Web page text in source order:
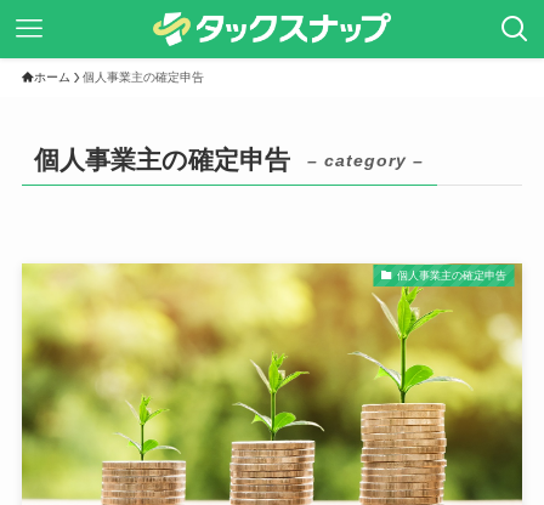
ホーム 個人事業主の確定申告
個人事業主の確定申告 – category –
個人事業主の確定申告